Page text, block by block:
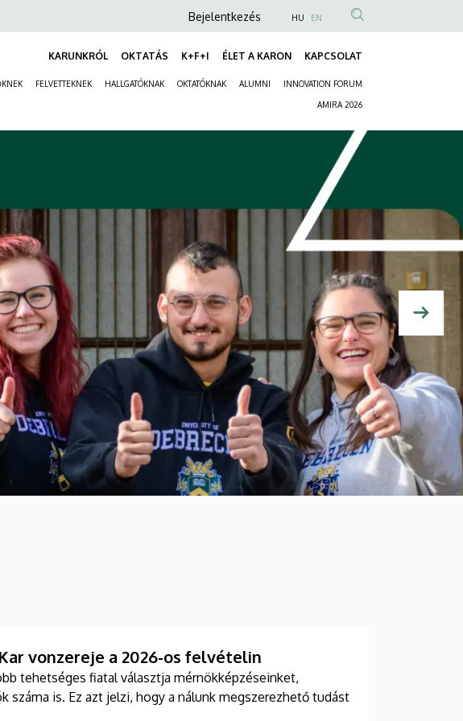
Anonim
fiók
menüje
Bejelentkezés HU EN
KARUNKRÓL OKTATÁS K+F+I ÉLET A KARON KAPCSOLAT
navigáció
FELVETTEKNEK HALLGATÓKNAK OKTATÓKNAK ALUMNI INNOVATION FORUM
AMIRA 2026
vonzereje a 2026-os felvételin
tehetséges fiatal választja mérnökképzéseinket,
is. Ez azt jelzi, hogy a nálunk megszerezhető tudást